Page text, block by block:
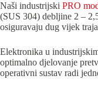
Naši industrijski PRO
(SUS 304) debljine 2 –
osiguravaju dug vijek
Elektronika u
optimalno djelovanje
operativni sustav radi